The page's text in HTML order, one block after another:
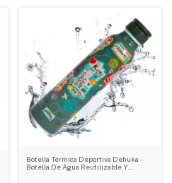
Botella Térmica Deportiva Dehuka -
Botella De Agua Reutilizable Y